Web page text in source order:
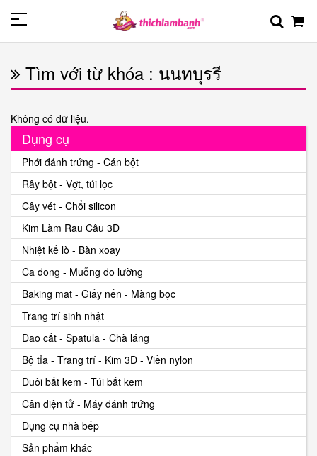
Tìm với từ khóa : นนทบุรรี
Không có dữ liệu.
Dụng cụ
Phới đánh trứng - Cán bột
Rây bột - Vợt, túi lọc
Cây vét - Chổi silicon
Kim Làm Rau Câu 3D
Nhiệt kế lò - Bàn xoay
Ca đong - Muỗng đo lường
Baking mat - Giấy nến - Màng bọc
Trang trí sinh nhật
Dao cắt - Spatula - Chà láng
Bộ tỉa - Trang trí - Kim 3D - Viền nylon
Đuôi bắt kem - Túi bắt kem
Cân điện tử - Máy đánh trứng
Dụng cụ nhà bếp
Sản phẩm khác